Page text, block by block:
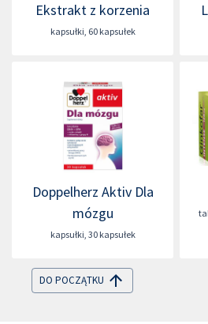
Ekstrakt z korzenia
kapsułki, 60 kapsułek
Doppelherz Aktiv Dla
mózgu
kapsułki, 30 kapsułek
DO POCZĄTKU